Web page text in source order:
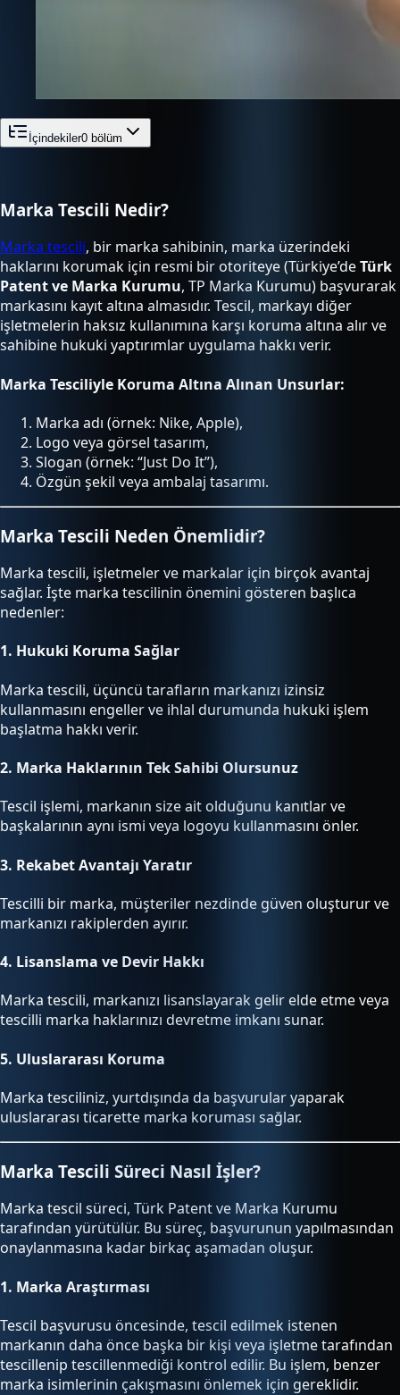
İçindekiler0 bölüm
Marka Tescili Nedir?
Marka tescili, bir marka sahibinin, marka üzerindeki
haklarını korumak için resmi bir otoriteye (Türkiye’deTürk
Patent ve Marka Kurumu, TP Marka Kurumu) başvurarak
markasını kayıt altına almasıdır. Tescil, markayı diğer
işletmelerin haksız kullanımına karşı koruma altına alır ve
sahibine hukuki yaptırımlar uygulama hakkı verir.
Marka Tesciliyle Koruma Altına Alınan Unsurlar:
Marka adı (örnek: Nike, Apple),
Logo veya görsel tasarım,
Slogan (örnek: “Just Do It”),
Özgün şekil veya ambalaj tasarımı.
Marka Tescili Neden Önemlidir?
Marka tescili, işletmeler ve markalar için birçok avantaj
sağlar. İşte marka tescilinin önemini gösteren başlıca
nedenler:
1. Hukuki Koruma Sağlar
Marka tescili, üçüncü tarafların markanızı izinsiz
kullanmasını engeller ve ihlal durumunda hukuki işlem
başlatma hakkı verir.
2. Marka Haklarının Tek Sahibi Olursunuz
Tescil işlemi, markanın size ait olduğunu kanıtlar ve
başkalarının aynı ismi veya logoyu kullanmasını önler.
3. Rekabet Avantajı Yaratır
Tescilli bir marka, müşteriler nezdinde güven oluşturur ve
markanızı rakiplerden ayırır.
4. Lisanslama ve Devir Hakkı
Marka tescili, markanızı lisanslayarak gelir elde etme veya
tescilli marka haklarınızı devretme imkanı sunar.
5. Uluslararası Koruma
Marka tesciliniz, yurtdışında da başvurular yaparak
uluslararası ticarette marka koruması sağlar.
Marka Tescili Süreci Nasıl İşler?
Marka tescil süreci, Türk Patent ve Marka Kurumu
tarafından yürütülür. Bu süreç, başvurunun yapılmasından
onaylanmasına kadar birkaç aşamadan oluşur.
1. Marka Araştırması
Tescil başvurusu öncesinde, tescil edilmek istenen
markanın daha önce başka bir kişi veya işletme tarafından
tescillenip tescillenmediği kontrol edilir. Bu işlem, benzer
marka isimlerinin çakışmasını önlemek için gereklidir.